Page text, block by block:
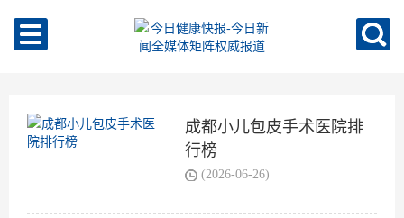
成都小儿包皮手术医院排
行榜
(2026-06-26)